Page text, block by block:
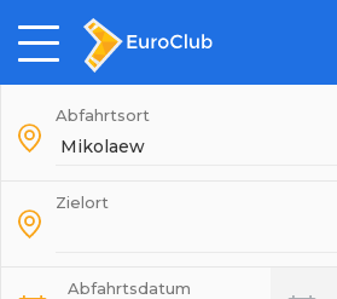
Abfahrtsort
Zielort
Abfahrtsdatum